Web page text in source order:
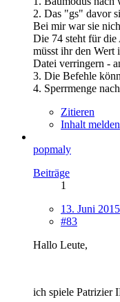
2. Das "gs" davor
Bei mir war sie
Die 74 steht für
müsst ihr den Wert
Datei verringern -
3. Die Befehle
4. Sperrmenge
Zitieren
Inhalt melden
popmaly
Beiträge
1
13. Juni 2015
#83
Hallo Leute,
ich spiele Patrizier